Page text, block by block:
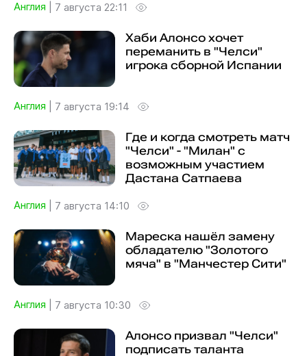
Англия 7 августа 22:11
Хаби Алонсо хочет
переманить в "Челси"
игрока сборной Испании
Англия 7 августа 19:14
Где и когда смотреть матч
"Челси" - "Милан" с
возможным участием
Дастана Сатпаева
Англия 7 августа 14:10
Мареска нашёл замену
обладателю "Золотого
мяча" в "Манчестер Сити"
Англия 7 августа 10:30
Алонсо призвал "Челси"
подписать таланта